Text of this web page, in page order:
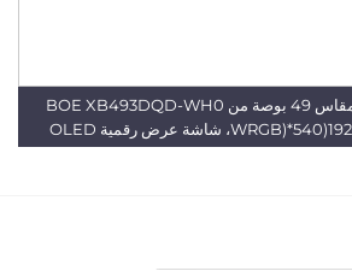
شاشة OLED شفافة مقاس 49 بوصة من BOE XB493DQD-WH0